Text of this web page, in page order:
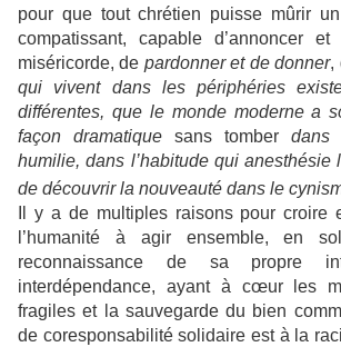
pour que tout chrétien puisse mûrir
compatissant, capable d’annoncer
miséricorde, de pardonner et de donner,
qui vivent dans les périphéries
différentes, que le monde moderne a
façon dramatique sans tomber dans
humilie, dans l’habitude qui anesthésie
de découvrir la nouveauté dans le
Il y a de multiples raisons pour croire
l’humanité à agir ensemble, en
reconnaissance de sa propre
interdépendance, ayant à cœur les
fragiles et la sauvegarde du bien
de coresponsabilité solidaire est à la